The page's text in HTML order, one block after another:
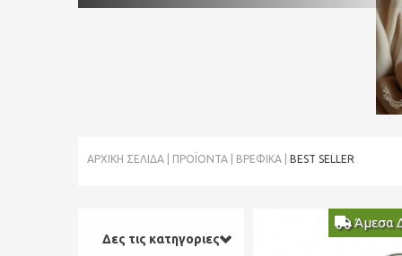
ΑΡΧΙΚΉ ΣΕΛΊΔΑ ΠΡΟΪΌΝΤΑ ΒΡΕΦΙΚΑ BEST SELLER
Δες τις κατηγοριες
Άμεσα